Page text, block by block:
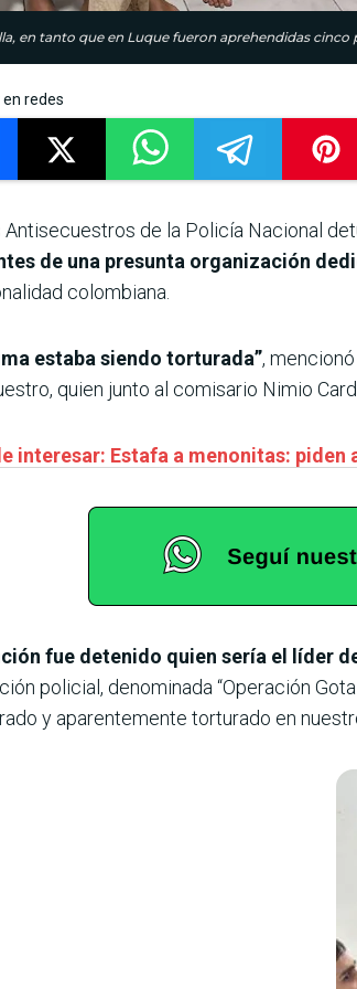
en tanto que en Luque fueron aprehendidas
redes
Antisecuestros de la Policía Nacional
de una presunta organización
colombiana.
estaba siendo torturada”,
quien junto al comisario Nimio
interesar: Estafa a menonitas:
fue detenido quien sería el líder
policial, denominada “Operación
y aparentemente torturado en